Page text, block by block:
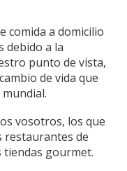
comida a domicilio
debido a la
punto de vista,
de vida que
vosotros, los que
restaurantes de
tiendas gourmet.